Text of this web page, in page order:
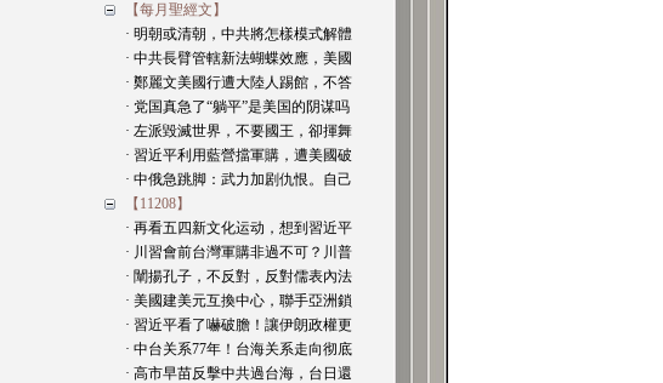
【每月聖經文】
· 明朝或清朝，中共將怎樣模式解體
· 中共長臂管轄新法蝴蝶效應，美國
· 鄭麗文美國行遭大陸人踢館，不答
· 党国真急了“躺平”是美国的阴谋吗
· 左派毀滅世界，不要國王，卻揮舞
· 習近平利用藍營擋軍購，遭美國破
· 中俄急跳脚：武力加剧仇恨。自己
【11208】
· 再看五四新文化运动，想到習近平
· 川習會前台灣軍購非過不可？川普
· 闡揚孔子，不反對，反對儒表內法
· 美國建美元互換中心，聯手亞洲鎖
· 習近平看了嚇破膽！讓伊朗政權更
· 中台关系77年！台海关系走向彻底
· 高市早苗反擊中共過台海，台日還